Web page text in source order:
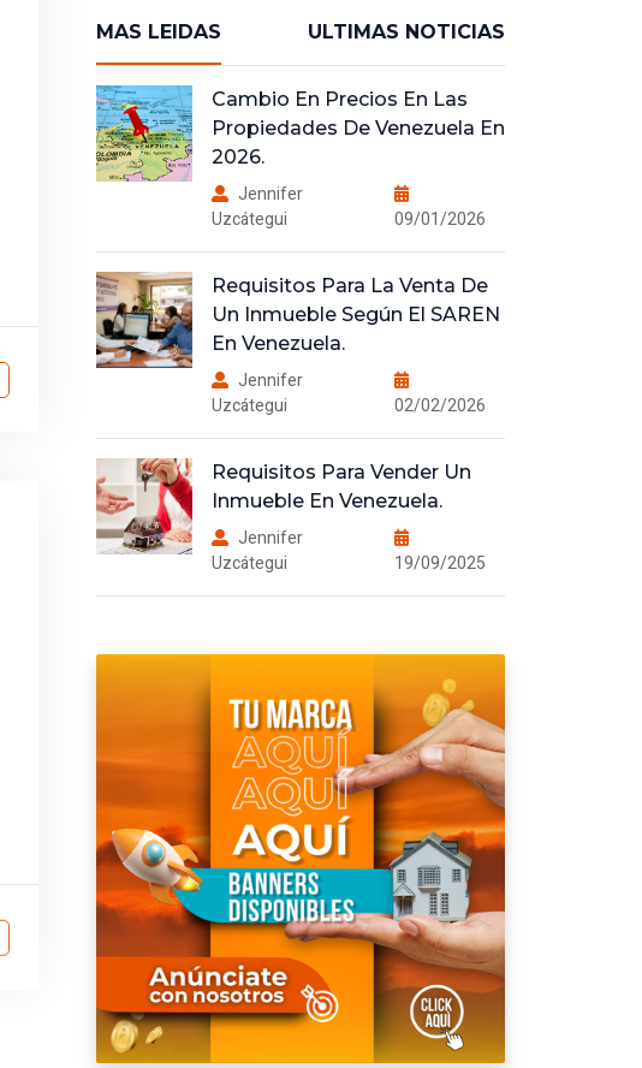
MAS LEIDAS ULTIMAS NOTICIAS
Cambio En Precios En Las
Propiedades De Venezuela En
2026.
Jennifer
Uzcátegui
09/01/2026
Requisitos Para La Venta De
Un Inmueble Según El SAREN
En Venezuela.
Jennifer
Uzcátegui
02/02/2026
Requisitos Para Vender Un
Inmueble En Venezuela.
Jennifer
Uzcátegui
19/09/2025